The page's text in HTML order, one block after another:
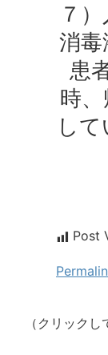
７
消毒
患
時
し
Post
（クリックし